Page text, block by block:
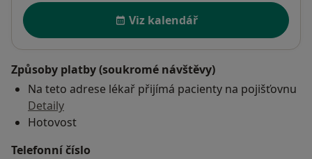
Dostupnost
Viz kalendář
Způsoby platby (soukromé návštěvy)
Na teto adrese lékař přijímá pacienty na pojišťovnu
Detaily
Hotovost
Telefonní číslo